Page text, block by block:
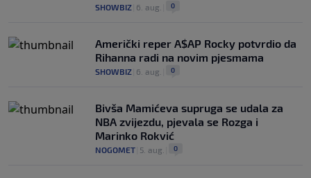
SHOWBIZ 6. aug. 0
Američki reper A$AP Rocky potvrdio da
Rihanna radi na novim pjesmama
SHOWBIZ 6. aug. 0
Bivša Mamićeva supruga se udala za
NBA zvijezdu, pjevala se Rozga i
Marinko Rokvić
NOGOMET 5. aug. 0